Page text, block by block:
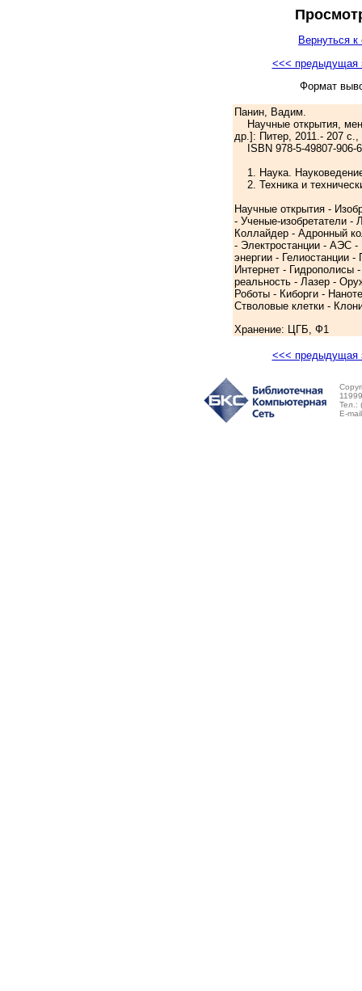
Вернуться к
<<< предыдущая
Формат
Панин, Вадим.
Научные открытия,
др.]: Питер, 2011.- 207
ISBN 978-5-49807-906-
1. Наука.
2. Техника и
Научные открытия -
- Ученые-изобретатели -
Коллайдер - Адронный
- Электростанции - АЭС
энергии - Гелиостанции
Интернет - Гидрополисы
реальность - Лазер -
Роботы - Киборги -
Стволовые клетки -
Хранение: ЦГБ, Ф1
<<< предыдущая
Тел.:
E-